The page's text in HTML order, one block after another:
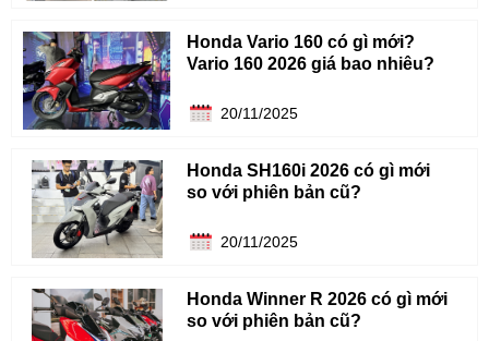
Honda Vario 160 có gì mới?
Vario 160 2026 giá bao nhiêu?
20/11/2025
Honda SH160i 2026 có gì mới
so với phiên bản cũ?
20/11/2025
Honda Winner R 2026 có gì mới
so với phiên bản cũ?